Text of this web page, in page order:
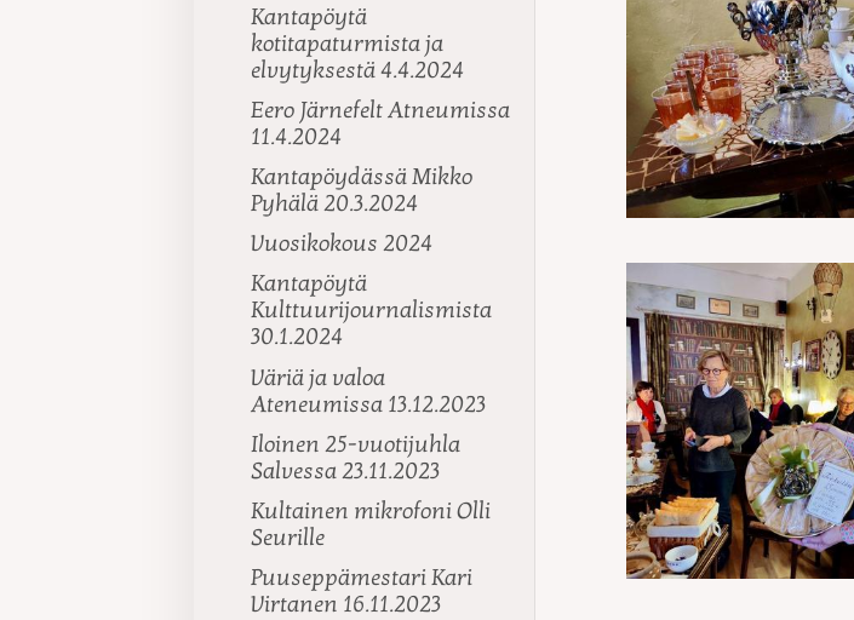
Kantapöytä
kotitapaturmista ja
elvytyksestä 4.4.2024
Eero Järnefelt Atneumissa
11.4.2024
Kantapöydässä Mikko
Pyhälä 20.3.2024
Vuosikokous 2024
Kantapöytä
Kulttuurijournalismista
30.1.2024
Väriä ja valoa
Ateneumissa 13.12.2023
Iloinen 25-vuotijuhla
Salvessa 23.11.2023
Kultainen mikrofoni Olli
Seurille
Puuseppämestari Kari
Virtanen 16.11.2023